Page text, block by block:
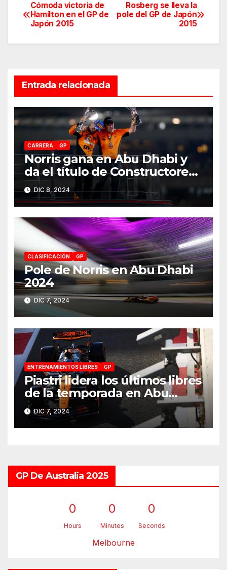
Navegación
de
Rosberg se lleva la
pole del GP de Japón
2015
Cómoda victoria de
Hamilton en el GP de
Japón 2015
Entrada relacionada
CARRERA GP
Norris gana en Abu Dhabi y
da el título de Constructores
2024 a McLaren
DIC 8, 2024
CLASIFICACIÓN GP
Pole de Norris en Abu Dhabi
2024
DIC 7, 2024
ENTRENAMIENTOS LIBRES GP
Piastri lidera los últimos libres
de la temporada en Abu
Dhabi 2024
DIC 7, 2024
GP De Australia 2025
0
Hours
0
Minutes
0
Seconds
Melbourne